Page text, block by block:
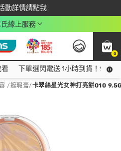
動詳情請點我
最高回饋$350
線上服務
0
看 下單選閃電送 1小時到貨！領神
/遮瑕膏/卡翠絲星光女神打亮餅010